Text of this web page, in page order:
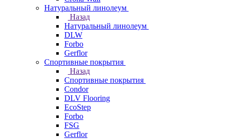
Натуральный линолеум
Назад
Натуральный линолеум
DLW
Forbo
Gerflor
Спортивные покрытия
Назад
Спортивные покрытия
Condor
DLV Flooring
EcoStep
Forbo
FSG
Gerflor